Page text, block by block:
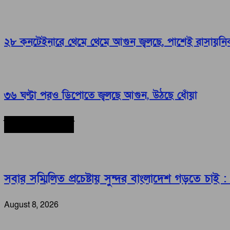
২৮ কনটেইনারে থেমে থেমে আগুন জ্বলছে, পাশেই
৩৬ ঘণ্টা পরও ডিপোতে জ্বলছে আগুন, উঠছে ধোঁয়া
সবার সম্মিলিত প্রচেষ্টায় সুন্দর বাংলাদেশ গড়তে চাই :
August 8, 2026